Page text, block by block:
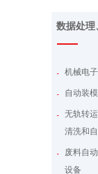
数据处
机械电
自动装
无轨转
清洗和
废料自
设备